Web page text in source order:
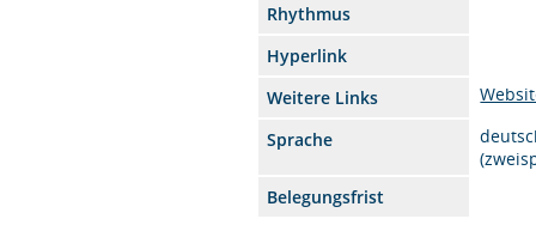
Rhythmus
Hyperlink
Weitere Links
Sprache
Belegungsfrist